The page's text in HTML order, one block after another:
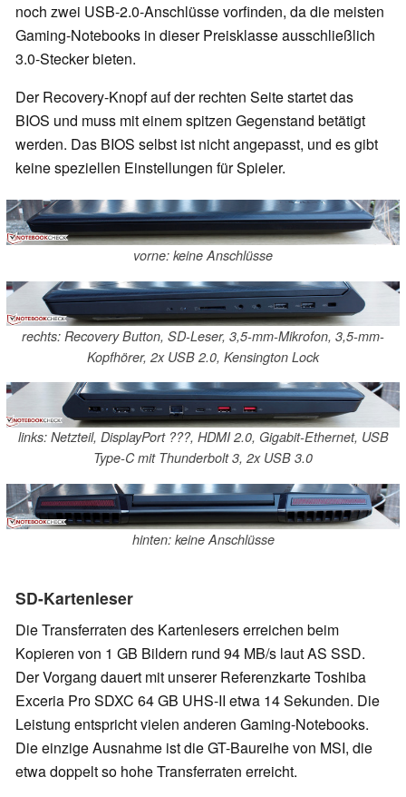
noch zwei USB-2.0-Anschlüsse vorfinden, da die meisten
Gaming-Notebooks in dieser Preisklasse ausschließlich
3.0-Stecker bieten.
Der Recovery-Knopf auf der rechten Seite startet das
BIOS und muss mit einem spitzen Gegenstand betätigt
werden. Das BIOS selbst ist nicht angepasst, und es gibt
keine speziellen Einstellungen für Spieler.
vorne: keine Anschlüsse
rechts: Recovery Button, SD-Leser, 3,5-mm-Mikrofon, 3,5-mm-
Kopfhörer, 2x USB 2.0, Kensington Lock
links: Netzteil, DisplayPort ???, HDMI 2.0, Gigabit-Ethernet, USB
Type-C mit Thunderbolt 3, 2x USB 3.0
hinten: keine Anschlüsse
SD-Kartenleser
Die Transferraten des Kartenlesers erreichen beim
Kopieren von 1 GB Bildern rund 94 MB/s laut AS SSD.
Der Vorgang dauert mit unserer Referenzkarte Toshiba
Exceria Pro SDXC 64 GB UHS-II etwa 14 Sekunden. Die
Leistung entspricht vielen anderen Gaming-Notebooks.
Die einzige Ausnahme ist die GT-Baureihe von MSI, die
etwa doppelt so hohe Transferraten erreicht.